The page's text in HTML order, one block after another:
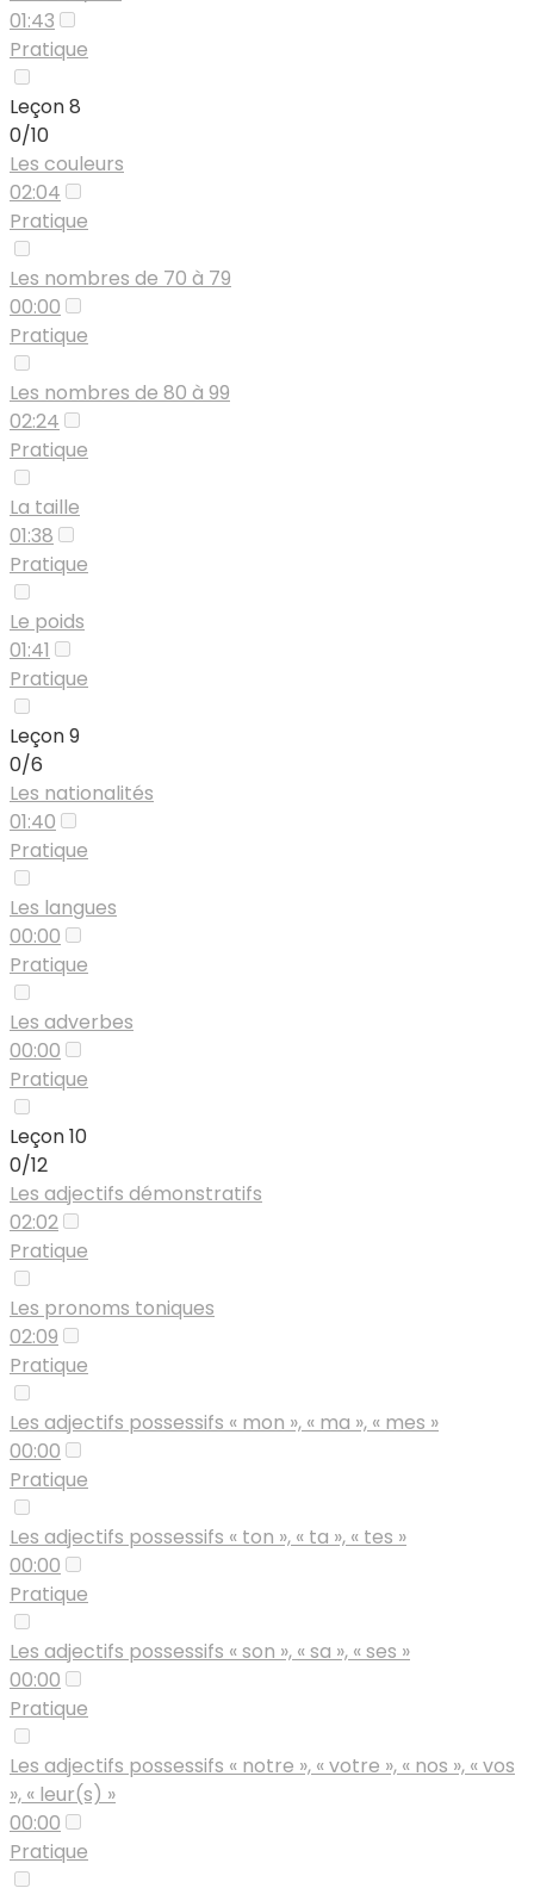
01:43
Pratique
Leçon 8
0/10
Les couleurs
02:04
Pratique
Les nombres de 70 à 79
00:00
Pratique
Les nombres de 80 à 99
02:24
Pratique
La taille
01:38
Pratique
Le poids
01:41
Pratique
Leçon 9
0/6
Les nationalités
01:40
Pratique
Les langues
00:00
Pratique
Les adverbes
00:00
Pratique
Leçon 10
0/12
Les adjectifs démonstratifs
02:02
Pratique
Les pronoms toniques
02:09
Pratique
Les adjectifs possessifs « mon », « ma », « mes »
00:00
Pratique
Les adjectifs possessifs « ton », « ta », « tes »
00:00
Pratique
Les adjectifs possessifs « son », « sa », « ses »
00:00
Pratique
Les adjectifs possessifs « notre », « votre », « nos », « vos
», « leur(s) »
00:00
Pratique